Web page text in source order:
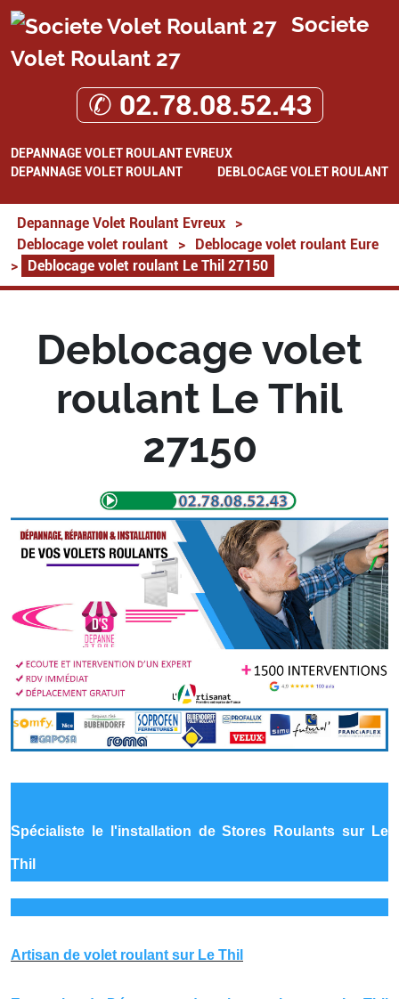
Societe
Volet Roulant 27
✆ 02.78.08.52.43
DEPANNAGE VOLET ROULANT EVREUX
DEPANNAGE VOLET ROULANT
DEBLOCAGE VOLET ROULANT
Depannage Volet Roulant Evreux
>
Deblocage volet roulant
>
Deblocage volet roulant Eure
>
Deblocage volet roulant Le Thil 27150
Deblocage volet
roulant Le Thil
27150
Spécialiste le l'installation de Stores Roulants sur Le
Thil
Artisan de volet roulant sur Le Thil